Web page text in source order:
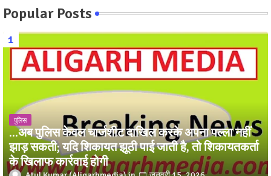
Popular Posts
पुलिस
...अब पुलिस केवल चार्जशीट दाखिल करके अपना पल्ला नहीं
झाड़ सकती; यदि शिकायत झूठी पाई जाती है, तो शिकायतकर्ता
के खिलाफ कार्रवाई होगी